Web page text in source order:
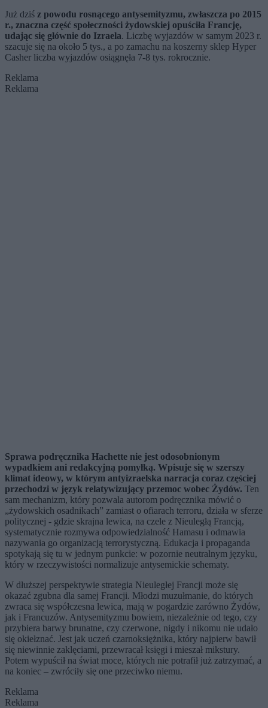
Już dziś z powodu rosnącego antysemityzmu, zwłaszcza po 2015
r., znaczna część społeczności żydowskiej opuściła Francję,
udając się głównie do Izraela. Liczbę wyjazdów w samym 2023 r.
szacuje się na około 5 tys., a po zamachu na koszerny sklep Hyper
Casher liczba wyjazdów osiągnęła 7-8 tys. rokrocznie.
Reklama
Reklama
Sprawa podręcznika Hachette nie jest odosobnionym
wypadkiem ani redakcyjną pomyłką. Wpisuje się w szerszy
klimat ideowy, w którym antyizraelska narracja coraz częściej
przechodzi w język relatywizujący przemoc wobec Żydów. Ten
sam mechanizm, który pozwala autorom podręcznika mówić o
„żydowskich osadnikach” zamiast o ofiarach terroru, działa w sferze
politycznej - gdzie skrajna lewica, na czele z Nieuległą Francją,
systematycznie rozmywa odpowiedzialność Hamasu i odmawia
nazywania go organizacją terrorystyczną. Edukacja i propaganda
spotykają się tu w jednym punkcie: w pozornie neutralnym języku,
który w rzeczywistości normalizuje antysemickie schematy.
W dłuższej perspektywie strategia Nieuległej Francji może się
okazać zgubna dla samej Francji. Młodzi muzułmanie, do których
zwraca się współczesna lewica, mają w pogardzie zarówno Żydów,
jak i Francuzów. Antysemityzmu bowiem, niezależnie od tego, czy
przybiera barwy brunatne, czy czerwone, nigdy i nikomu nie udało
się okiełznać. Jest jak uczeń czarnoksiężnika, który najpierw bawił
się niewinnie zaklęciami, przewracał księgi i mieszał mikstury.
Potem wypuścił na świat moce, których nie potrafił już zatrzymać, a
na koniec – zwróciły się one przeciwko niemu.
Reklama
Reklama